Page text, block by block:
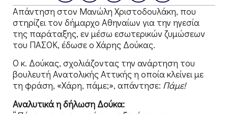
Απάντηση στον Μανώλη Χριστοδουλάκη, που
στηρίζει τον δήμαρχο Αθηναίων για την ηγεσία
της παράταξης, εν μέσω εσωτερικών ζυμώσεων
του ΠΑΣΟΚ, έδωσε ο Χάρης Δούκας.
Ο κ. Δούκας, σχολιάζοντας την ανάρτηση του
βουλευτή Ανατολικής Αττικής η οποία κλείνει με
τη φράση, «Χάρη, πάμε;», απάντησε: Πάμε!
Αναλυτικά η δήλωση Δούκα: